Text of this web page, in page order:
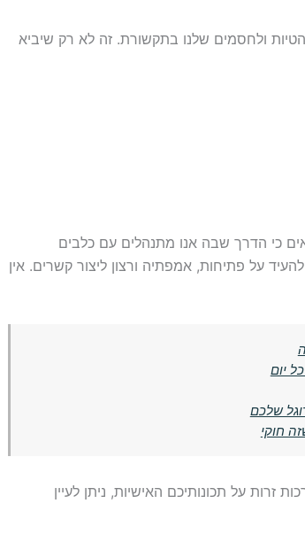
ולחסמים שלנו בתקשורת. זה לא רק שיביא
כי הדרך שבה אנו מתנהלים עם כלבים
על פתיחות, אמפתיה ורצון ליצור קשרים. אין
יום
שלכם
חוקי
על תכונותיכם האישיות, ניתן לעיין